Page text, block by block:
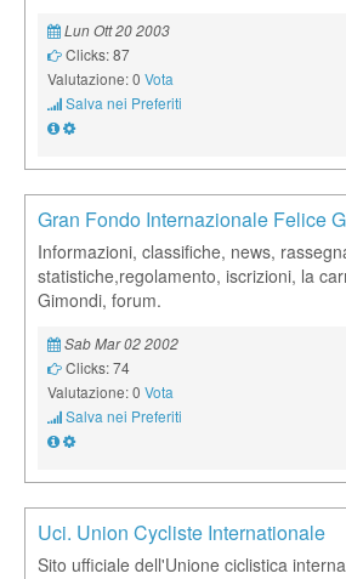
Lun Ott 20 2003
Clicks: 87
Valutazione: 0 Vota
Salva nei Preferiti
Gran Fondo Internazionale Felice
Informazioni, classifiche, news,
statistiche,regolamento, iscrizioni, la
Gimondi, forum.
Sab Mar 02 2002
Clicks: 74
Valutazione: 0 Vota
Salva nei Preferiti
Uci. Union Cycliste Internationale
Sito ufficiale dell'Unione ciclistica